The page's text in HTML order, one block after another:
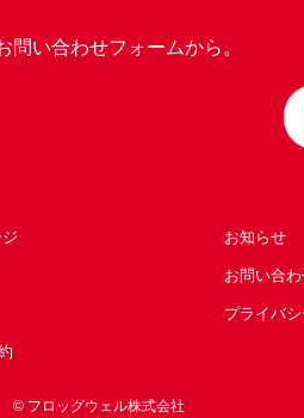
い合わせフォームから。
お知らせ
お問い合
プライバ
© フロッグウェル株式会社